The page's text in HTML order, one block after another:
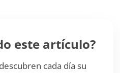
este artículo?
cada día su